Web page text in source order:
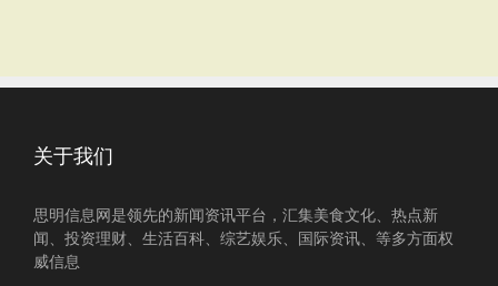
关于我们
思明信息网是领先的新闻资讯平台，汇集美食文化、热点新
闻、投资理财、生活百科、综艺娱乐、国际资讯、等多方面权
威信息